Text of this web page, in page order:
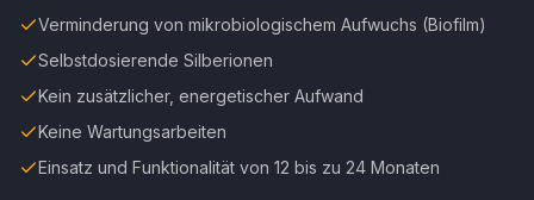
Verminderung von mikrobiologischem Aufwuchs (Biofilm)
Selbstdosierende Silberionen
Kein zusätzlicher, energetischer Aufwand
Keine Wartungsarbeiten
Einsatz und Funktionalität von 12 bis zu 24 Monaten